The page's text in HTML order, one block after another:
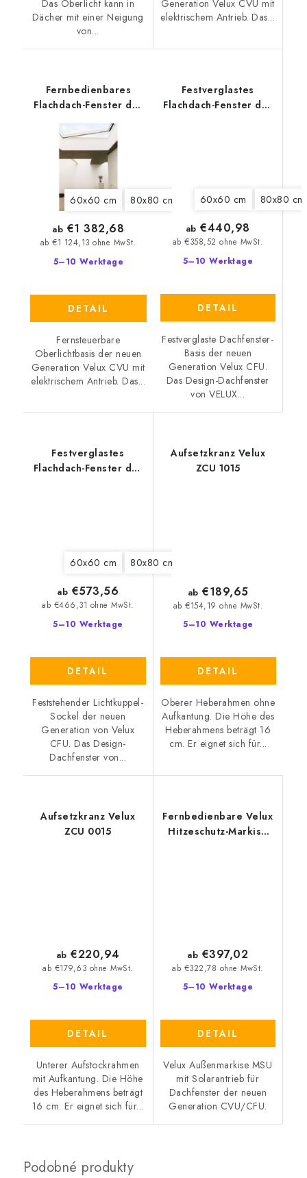
Das Oberlicht kann in
Dächer mit einer Neigung
von...
Generation Velux CVU mit
elektrischem Antrieb. Das...
Fernbedienbares
Flachdach-Fenster der
neuen Generation
Velux CVU 0225Q
60x60 cm 80x80 cm 90x60 cm 90x90 cm
5–10 Werktage
ab €1 124,13 ohne MwSt.
ab €1 382,68
DETAIL
Fernsteuerbare
Oberlichtbasis der neuen
Generation Velux CVU mit
elektrischem Antrieb. Das...
Festverglastes
Flachdach-Fenster der
60x60 cm 80x80 cm
5–10 Werktage
ab €358,52 ohne MwSt.
ab €440,98
DETAIL
Festverglaste Dachfenster-
Basis der neuen
Generation Velux CFU.
Das Design-Dachfenster
von VELUX...
Festverglastes
Flachdach-Fenster der
60x60 cm 80x80 cm
5–10 Werktage
ab €466,31 ohne MwSt.
ab €573,56
DETAIL
Feststehender Lichtkuppel-
Sockel der neuen
Generation von Velux
CFU. Das Design-
Dachfenster von...
Aufsetzkranz Velux
ZCU 1015
5–10 Werktage
ab €154,19 ohne MwSt.
ab €189,65
DETAIL
Oberer Heberahmen ohne
Aufkantung. Die Höhe des
Heberahmens beträgt 16
cm. Er eignet sich für...
Aufsetzkranz Velux
ZCU 0015
5–10 Werktage
ab €179,63 ohne MwSt.
ab €220,94
DETAIL
Unterer Aufstockrahmen
mit Aufkantung. Die Höhe
des Heberahmens beträgt
16 cm. Er eignet sich für...
Fernbedienbare Velux
Hitzeschutz-Markise
5–10 Werktage
ab €322,78 ohne MwSt.
ab €397,02
DETAIL
Velux Außenmarkise MSU
mit Solarantrieb für
Dachfenster der neuen
Generation CVU/CFU.